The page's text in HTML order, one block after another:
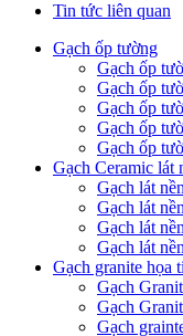
Tin tức liên quan
Gạch ốp tường
Gạch ốp
Gạch ốp
Gạch ốp
Gạch ốp
Gạch ốp
Gạch Ceramic lát
Gạch lát
Gạch lát
Gạch lát
Gạch lát
Gạch granite họa
Gạch
Gạch
Gạch